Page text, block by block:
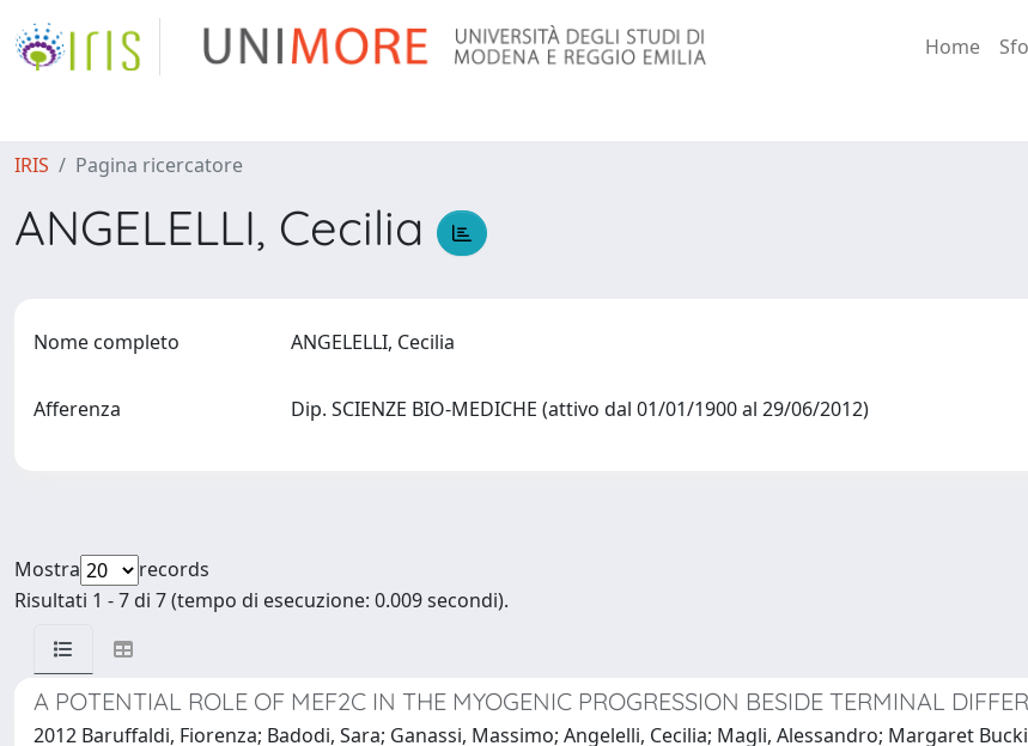
Home
IRIS Pagina ricercatore
ANGELELLI, Cecilia
Nome completo ANGELELLI, Cecilia
Afferenza Dip. SCIENZE BIO-MEDICHE (attivo dal 01/01/1900 al 29/06/2012)
Mostra
records
Risultati 1 - 7 di 7 (tempo di esecuzione: 0.009 secondi).
A POTENTIAL ROLE OF MEF2C IN THE MYOGENIC PROGRESSION BESIDE TERMINAL
2012 Baruffaldi, Fiorenza; Badodi, Sara; Ganassi, Massimo; Angelelli, Cecilia; Magli, Alessandro; Margaret